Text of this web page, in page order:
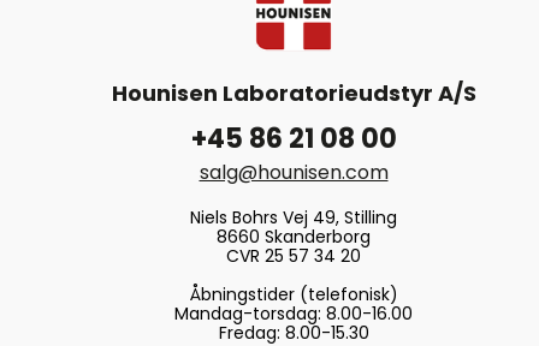
Hounisen Laboratorieudstyr A/S
+45 86 21 08 00
salg@hounisen.com
Niels Bohrs Vej 49, Stilling
8660 Skanderborg
CVR 25 57 34 20
Åbningstider (telefonisk)
Mandag-torsdag: 8.00-16.00
Fredag: 8.00-15.30